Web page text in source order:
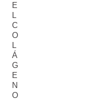
E
L
C
O
L
Á
G
E
N
O